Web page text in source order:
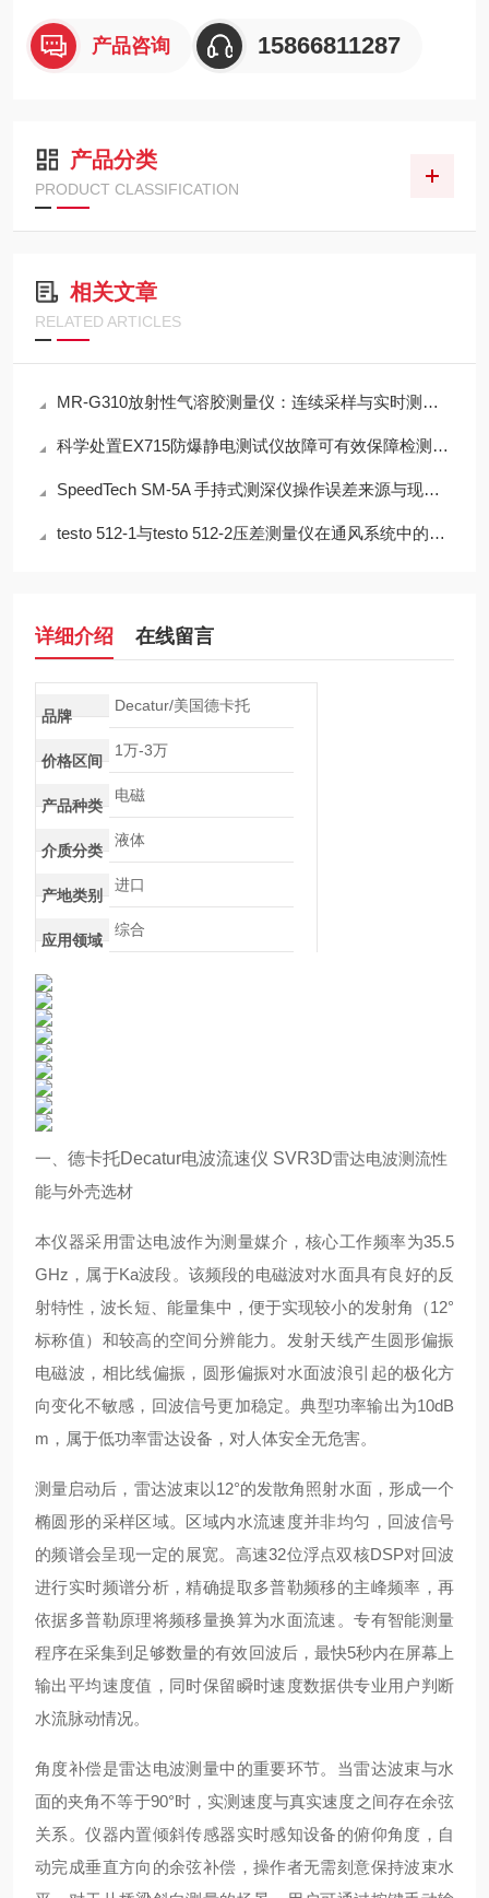
产品咨询 15866811287
产品分类
PRODUCT CLASSIFICATION
相关文章
RELATED ARTICLES
MR-G310放射性气溶胶测量仪：连续采样与实时测量一体化设计
科学处置EX715防爆静电测试仪故障可有效保障检测工作正常开展
SpeedTech SM-5A 手持式测深仪操作误差来源与现场应用技术规范
testo 512-1与testo 512-2压差测量仪在通风系统中的应用技术分析
详细介绍 在线留言
品牌
Decatur/美国德卡托
价格区间
1万-3万
产品种类
电磁
介质分类
液体
产地类别
进口
应用领域
综合
一、 德卡托Decatur电波流速仪 SVR3D雷达电波测流性
能与外壳选材
本仪器采用雷达电波作为测量媒介，核心工作频率为35.5
GHz，属于Ka波段。该频段的电磁波对水面具有良好的反
射特性，波长短、能量集中，便于实现较小的发射角（12°
标称值）和较高的空间分辨能力。发射天线产生圆形偏振
电磁波，相比线偏振，圆形偏振对水面波浪引起的极化方
向变化不敏感，回波信号更加稳定。典型功率输出为10dB
m，属于低功率雷达设备，对人体安全无危害。
测量启动后，雷达波束以12°的发散角照射水面，形成一个
椭圆形的采样区域。区域内水流速度并非均匀，回波信号
的频谱会呈现一定的展宽。高速32位浮点双核DSP对回波
进行实时频谱分析，精确提取多普勒频移的主峰频率，再
依据多普勒原理将频移量换算为水面流速。专有智能测量
程序在采集到足够数量的有效回波后，最快5秒内在屏幕上
输出平均速度值，同时保留瞬时速度数据供专业用户判断
水流脉动情况。
角度补偿是雷达电波测量中的重要环节。当雷达波束与水
面的夹角不等于90°时，实测速度与真实速度之间存在余弦
关系。仪器内置倾斜传感器实时感知设备的俯仰角度，自
动完成垂直方向的余弦补偿，操作者无需刻意保持波束水